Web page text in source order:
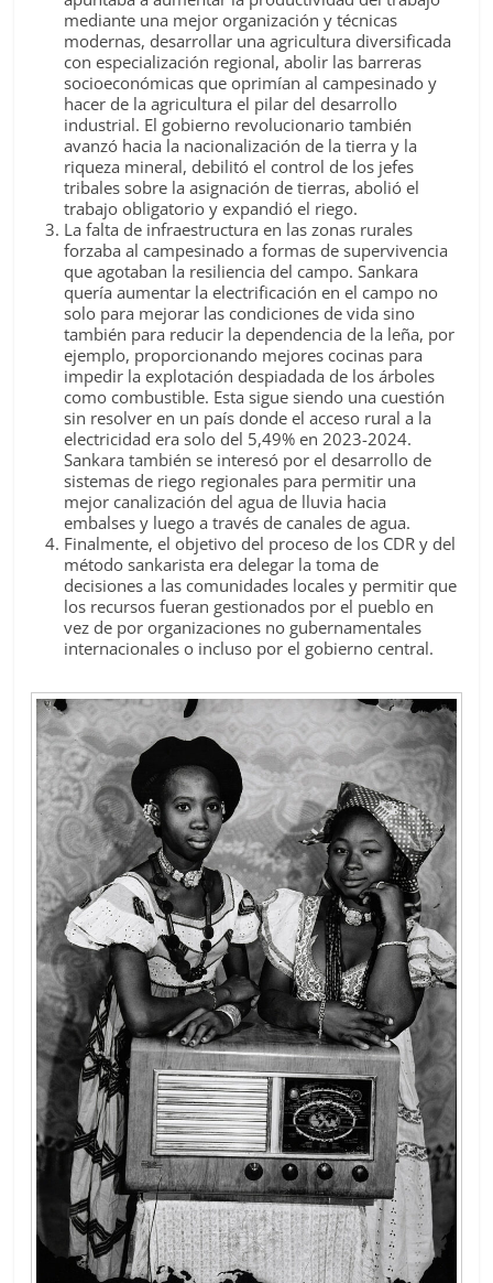
mediante una mejor organización y técnicas
modernas, desarrollar una agricultura diversificada
con especialización regional, abolir las barreras
socioeconómicas que oprimían al campesinado y
hacer de la agricultura el pilar del desarrollo
industrial. El gobierno revolucionario también
avanzó hacia la nacionalización de la tierra y la
riqueza mineral, debilitó el control de los jefes
tribales sobre la asignación de tierras, abolió el
trabajo obligatorio y expandió el riego.
La falta de infraestructura en las zonas rurales
forzaba al campesinado a formas de supervivencia
que agotaban la resiliencia del campo. Sankara
quería aumentar la electrificación en el campo no
solo para mejorar las condiciones de vida sino
también para reducir la dependencia de la leña, por
ejemplo, proporcionando mejores cocinas para
impedir la explotación despiadada de los árboles
como combustible. Esta sigue siendo una cuestión
sin resolver en un país donde el acceso rural a la
electricidad era solo del 5,49% en 2023-2024.
Sankara también se interesó por el desarrollo de
sistemas de riego regionales para permitir una
mejor canalización del agua de lluvia hacia
embalses y luego a través de canales de agua.
Finalmente, el objetivo del proceso de los CDR y del
método sankarista era delegar la toma de
decisiones a las comunidades locales y permitir que
los recursos fueran gestionados por el pueblo en
vez de por organizaciones no gubernamentales
internacionales o incluso por el gobierno central.